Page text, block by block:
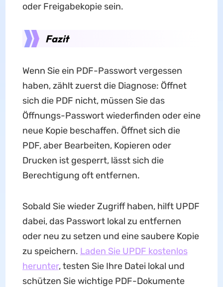
oder Freigabekopie sein.
Fazit
Wenn Sie ein PDF-Passwort vergessen
haben, zählt zuerst die Diagnose: Öffnet
sich die PDF nicht, müssen Sie das
Öffnungs-Passwort wiederfinden oder eine
neue Kopie beschaffen. Öffnet sich die
PDF, aber Bearbeiten, Kopieren oder
Drucken ist gesperrt, lässt sich die
Berechtigung oft entfernen.
Sobald Sie wieder Zugriff haben, hilft UPDF
dabei, das Passwort lokal zu entfernen
oder neu zu setzen und eine saubere Kopie
zu speichern. Laden Sie UPDF kostenlos
herunter, testen Sie Ihre Datei lokal und
schützen Sie wichtige PDF-Dokumente